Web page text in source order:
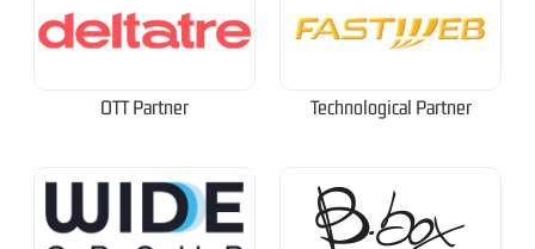
OTT Partner Technological Partner